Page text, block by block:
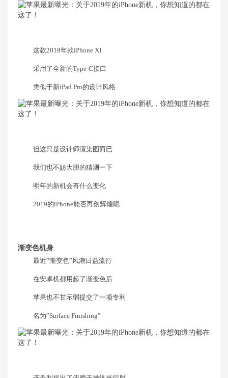
这款2019年款iPhone XI
采用了全新的Type-C接口
类似于新iPad Pro的设计风格
但这只是设计师渲染图而已
我们也不妨大胆的猜测一下
明年的新机会有什么变化
2019的iPhone能否再创辉煌呢
渐变色机身
最近”渐变色”风潮日益流行
在安卓机都用起了渐变色后
苹果也不甘示弱提交了一项专利
名为”Surface Finishing”